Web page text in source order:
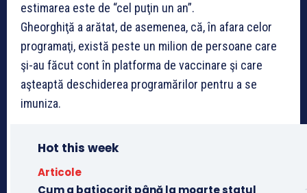
estimarea este de “cel puţin un an”.
Gheorghiţă a arătat, de asemenea, că, în afara celor
programaţi, există peste un milion de persoane care
şi-au făcut cont în platforma de vaccinare şi care
aşteaptă deschiderea programărilor pentru a se
imuniza.
Hot this week
Articole
Cum a batjocorit până la moarte statul